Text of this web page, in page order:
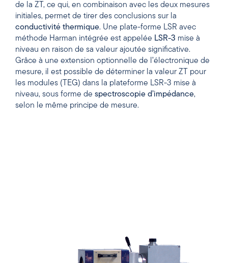
de la ZT, ce qui, en combinaison avec les deux mesures
initiales, permet de tirer des conclusions sur la
conductivité thermique. Une plate-forme LSR avec
méthode Harman intégrée est appelée LSR-3 mise à
niveau en raison de sa valeur ajoutée significative.
Grâce à une extension optionnelle de l’électronique de
mesure, il est possible de déterminer la valeur ZT pour
les modules (TEG) dans la plateforme LSR-3 mise à
niveau, sous forme de spectroscopie d’impédance,
selon le même principe de mesure.